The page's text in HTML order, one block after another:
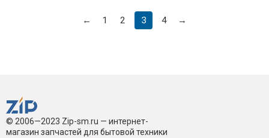
← 1 2 3 4 →
© 2006—2023 Zip-sm.ru — интернет-
магазин запчастей для бытовой техники